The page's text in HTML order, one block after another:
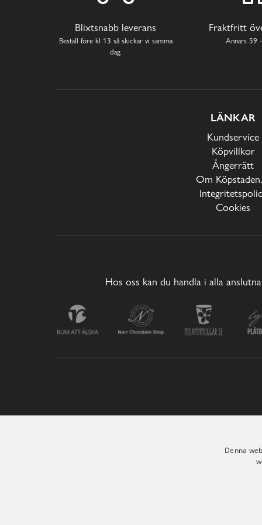
Blixtsnabb leverans
Beställ före kl 13 så skickar vi samma
dag.
Fraktfritt
Annars 59
LÄNKAR
Kundservice
Köpvillkor
Ångerrätt
Om
Cookies
Hos oss kan du handla i alla
Denna